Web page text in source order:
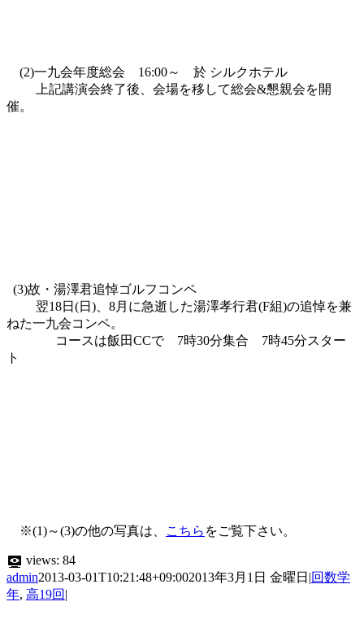
(2)一九会年度総会 16:00～ 於 シルクホテル
上記講演会終了後、会場を移して総会&懇親会を開
催。
(3)故・湯澤君追悼ゴルフコンペ
翌18日(日)、8月に急逝した湯澤孝行君(F組)の追悼を兼
ねた一九会コンペ。
コースは飯田CCで 7時30分集合 7時45分スター
ト
※(1)～(3)の他の写真は、 こちら をご覧下さい。
views: 84
admin2013-03-01T10:21:48+09:002013年3月1日 金曜日 |回数学
年, 高19回 |